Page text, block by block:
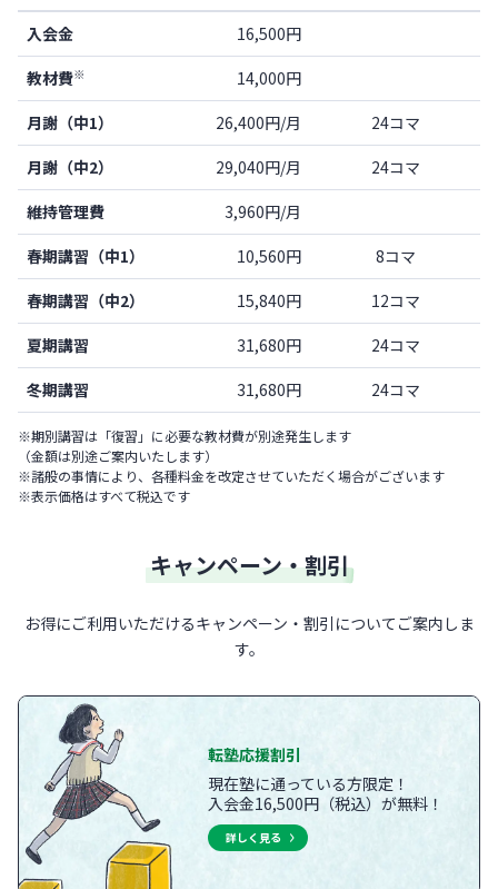
入会金
16,500円
教材費※
14,000円
月謝（中1）
26,400円/月
24コマ
月謝（中2）
29,040円/月
24コマ
維持管理費
3,960円/月
春期講習（中1）
10,560円
8コマ
春期講習（中2）
15,840円
12コマ
夏期講習
31,680円
24コマ
冬期講習
31,680円 24コマ
※期別講習は「復習」に必要な教材費が別途発生します
（金額は別途ご案内いたします）
※諸般の事情により、各種料金を改定させていただく場合がございます
※表示価格はすべて税込です
キャンペーン・割引
お得にご利用いただけるキャンペーン・割引についてご案内しま
す。
転塾応援割引
現在塾に通っている方限定！
入会金16,500円（税込）が無料！
詳しく見る